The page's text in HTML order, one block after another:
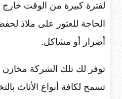
لفترة كبيرة من الوقت
الحاجة للعثور على ملاذ
أضرار أو مشاكل.
توفر لك تلك الشركة
تسمح لكافة أنواع الأثاث